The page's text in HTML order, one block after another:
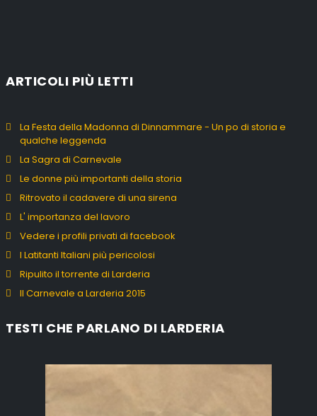
ARTICOLI PIÙ LETTI
La Festa della Madonna di Dinnammare - Un po di storia e
qualche leggenda
La Sagra di Carnevale
Le donne più importanti della storia
Ritrovato il cadavere di una sirena
L' importanza del lavoro
Vedere i profili privati di facebook
I Latitanti Italiani più pericolosi
Ripulito il torrente di Larderia
Il Carnevale a Larderia 2015
TESTI CHE PARLANO DI LARDERIA